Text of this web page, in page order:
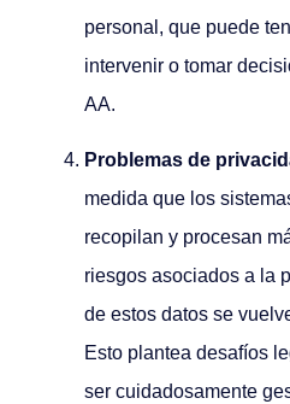
personal, que puede
intervenir o tomar
AA.
Problemas de
medida que los
recopilan y procesan
riesgos asociados a la
de estos datos se
Esto plantea desafíos
ser cuidadosamente